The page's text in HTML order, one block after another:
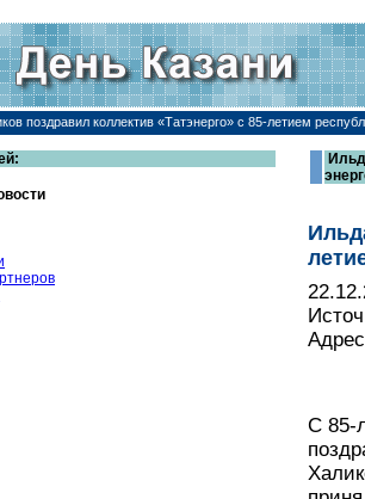
поздравил коллектив «Татэнерго» с 85-летием
С 85-